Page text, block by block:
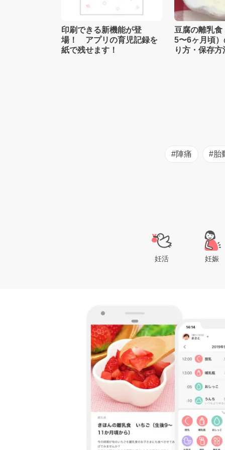
印刷できる新機能が登
場！ アプリの育児記録を
紙で残せます！
豆腐の離乳
5〜6ヶ月頃
り方・保存
#陣痛 #胎
妊活 妊娠